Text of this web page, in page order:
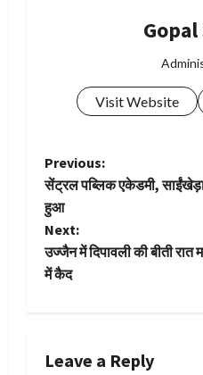
Visit Website
P
o
s
t
a
Previous:
सेंट्रल पब्लिक एकेडमी,
हुआ
Next:
उज्जैन में दिपावली की बीती रात
में कैद
Leave a Reply